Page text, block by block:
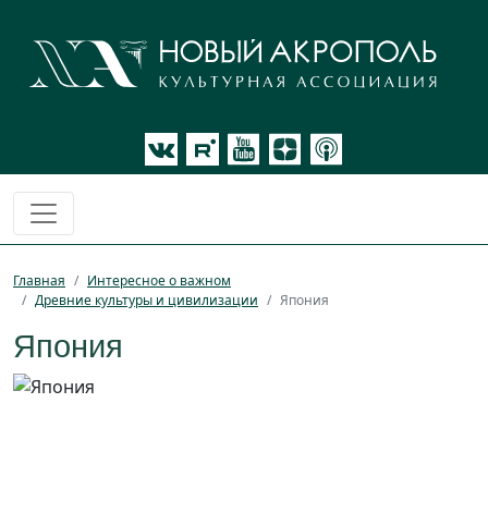
Главная
Интересное о важном
Древние культуры и цивилизации
Япония
Япония